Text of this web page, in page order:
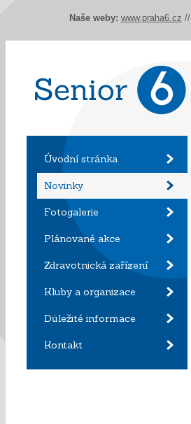
Úvodní stránka
Novinky
Fotogalerie
Plánované akce
Zdravotnická zařízení
Kluby a organizace
Důležité informace
Kontakt
Naše weby: www.praha6.cz //